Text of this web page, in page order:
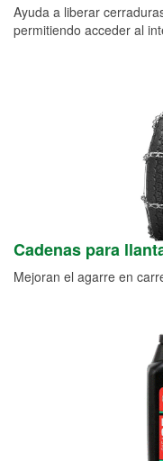
Ayuda a liberar
permitiendo acceder al
Cadenas para
Mejoran el agarre en